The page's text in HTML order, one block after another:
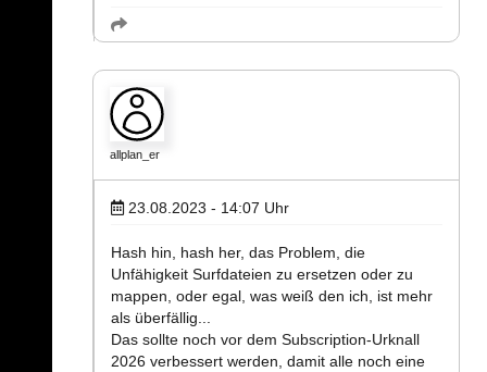
allplan_er
23.08.2023 - 14:07 Uhr
Hash hin, hash her, das Problem, die
Unfähigkeit Surfdateien zu ersetzen oder zu
mappen, oder egal, was weiß den ich, ist mehr
als überfällig...
Das sollte noch vor dem Subscription-Urknall
2026 verbessert werden, damit alle noch eine